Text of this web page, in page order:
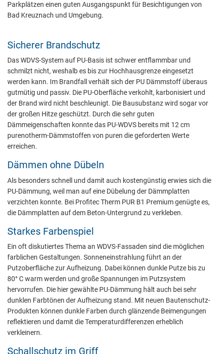
Parkplätzen einen guten Ausgangspunkt für Besichtigungen von
Bad Kreuznach und Umgebung.
Sicherer Brandschutz
Das WDVS-System auf PU-Basis ist schwer entflammbar und
schmilzt nicht, weshalb es bis zur Hochhausgrenze eingesetzt
werden kann. Im Brandfall verhält sich der PU Dämmstoff überaus
gutmütig und passiv. Die PU-Oberfläche verkohlt, karbonisiert und
der Brand wird nicht beschleunigt. Die Bausubstanz wird sogar vor
der großen Hitze geschützt. Durch die sehr guten
Dämmeigenschaften konnte das PU-WDVS bereits mit 12 cm
purenotherm-Dämmstoffen von puren die geforderten Werte
erreichen.
Dämmen ohne Dübeln
Als besonders schnell und damit auch kostengünstig erwies sich die
PU-Dämmung, weil man auf eine Dübelung der Dämmplatten
verzichten konnte. Bei Profitec Therm PUR B1 Premium genügte es,
die Dämmplatten auf dem Beton-Untergrund zu verkleben.
Starkes Farbenspiel
Ein oft diskutiertes Thema an WDVS-Fassaden sind die möglichen
farblichen Gestaltungen. Sonneneinstrahlung führt an der
Putzoberfläche zur Aufheizung. Dabei können dunkle Putze bis zu
80° C warm werden und große Spannungen im Putzsystem
hervorrufen. Die hier gewählte PU-Dämmung hält auch bei sehr
dunklen Farbtönen der Aufheizung stand. Mit neuen Bautenschutz-
Produkten können dunkle Farben durch glänzende Beimengungen
reflektieren und damit die Temperaturdifferenzen erheblich
verkleinern.
Schallschutz im Griff